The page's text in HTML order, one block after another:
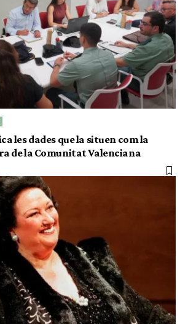
les dades que la situen com la
de la Comunitat Valenciana